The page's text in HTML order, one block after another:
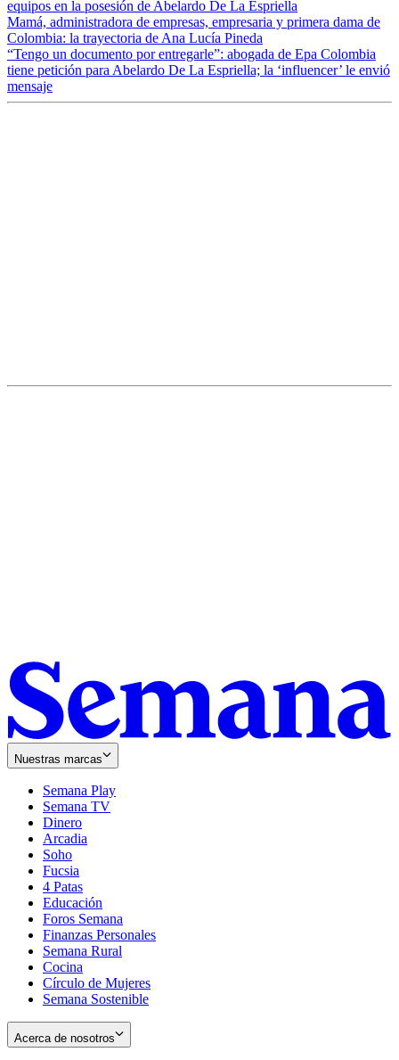
equipos en la posesión de Abelardo De La Espriella
Mamá, administradora de empresas, empresaria y primera dama de
Colombia: la trayectoria de Ana Lucía Pineda
“Tengo un documento por entregarle”: abogada de Epa Colombia
tiene petición para Abelardo De La Espriella; la ‘influencer’ le envió
mensaje
Nuestras marcas
Semana Play
Semana TV
Dinero
Arcadia
Soho
in
new
window
Fucsia
in
new
window
4 Patas
Educación
Foros Semana
Finanzas Personales
Semana Rural
Cocina
Círculo de Mujeres
Semana Sostenible
Acerca de nosotros